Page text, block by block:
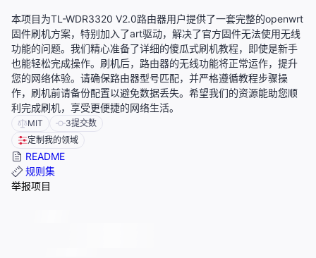
本项目为TL-WDR3320 V2.0路由器用户提供了一套完整的openwrt
固件刷机方案，特别加入了art驱动，解决了官方固件无法使用无线
功能的问题。我们精心准备了详细的傻瓜式刷机教程，即使是新手
也能轻松完成操作。刷机后，路由器的无线功能将正常运作，提升
您的网络体验。请确保路由器型号匹配，并严格遵循教程步骤操
作，刷机前请备份配置以避免数据丢失。希望我们的资源能助您顺
利完成刷机，享受更便捷的网络生活。
MIT 3提交数
定制我的领域
README
规则集
举报项目